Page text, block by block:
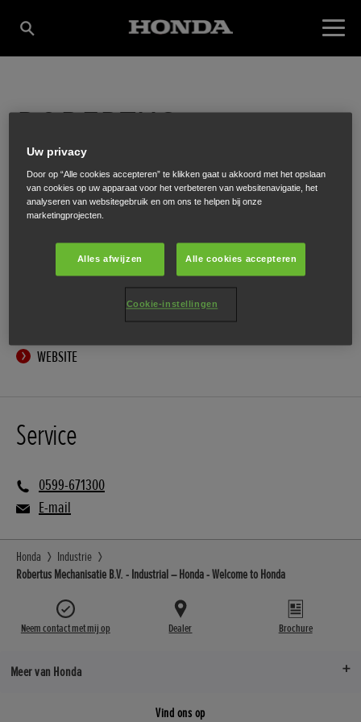
ROBERTUS
MECHANISATIE B.V.
Zuiderkijl 2,Tweede Exloermond ,9571 BG
WEBSITE
Service
0599-671300
E-mail
Honda
Industrie
Robertus Mechanisatie B.V. - Industrial – Honda - Welcome to Honda
Neem contact met mij op Dealer Brochure
Meer van Honda
Vind ons op
Uw privacy
Door op “Alle cookies accepteren” te klikken gaat u akkoord met het opslaan
van cookies op uw apparaat voor het verbeteren van websitenavigatie, het
analyseren van websitegebruik en om ons te helpen bij onze
marketingprojecten.
Alles afwijzen Alle cookies accepteren
Cookie-instellingen